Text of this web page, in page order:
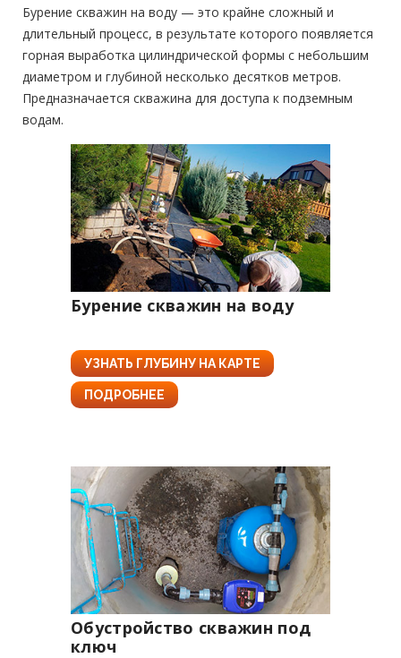
Бурение скважин на воду — это крайне сложный и
длительный процесс, в результате которого появляется
горная выработка цилиндрической формы с небольшим
диаметром и глубиной несколько десятков метров.
Предназначается скважина для доступа к подземным
водам.
Бурение скважин на воду
УЗНАТЬ ГЛУБИНУ НА КАРТЕ
ПОДРОБНЕЕ
Обустройство скважин под
ключ